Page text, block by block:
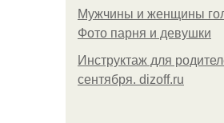
Мужчины и женщины
Фото парня и девушки
Инструктаж для
сентября. dizoff.ru